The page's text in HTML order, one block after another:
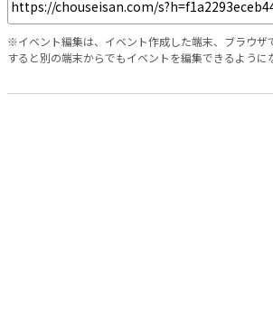
※イベント編集は、イベント作成した端末、ブラウザ
すると別の端末からでもイベントを編集できるように